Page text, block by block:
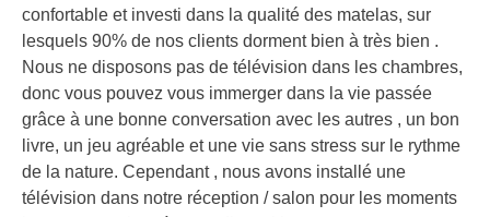
confortable et investi dans la qualité des matelas, sur
lesquels 90% de nos clients dorment bien à très bien .
Nous ne disposons pas de télévision dans les chambres,
donc vous pouvez vous immerger dans la vie passée
grâce à une bonne conversation avec les autres , un bon
livre, un jeu agréable et une vie sans stress sur le rythme
de la nature. Cependant , nous avons installé une
télévision dans notre réception / salon pour les moments